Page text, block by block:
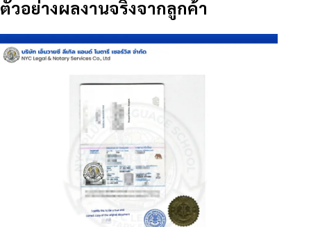
ตัวอย่างผลงานจริงจากลูกค้า